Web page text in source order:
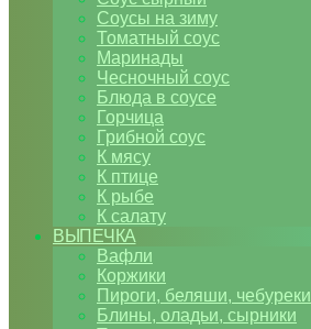
Соусы на зиму
Томатный соус
Маринады
Чесночный соус
Блюда в соусе
Горчица
Грибной соус
К мясу
К птице
К рыбе
К салату
ВЫПЕЧКА
Вафли
Коржики
Пироги, беляши, чебуреки
Блины, оладьи, сырники